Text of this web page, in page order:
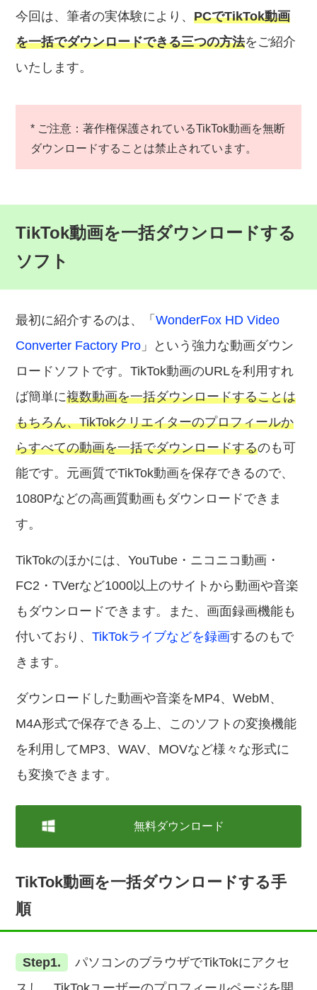
今回は、筆者の実体験により、PCでTikTok動画
を一括でダウンロードできる三つの方法をご紹介
いたします。
* ご注意：著作権保護されているTikTok動画を無断
ダウンロードすることは禁止されています。
TikTok動画を一括ダウンロードする
ソフト
最初に紹介するのは、「WonderFox HD Video
Converter Factory Pro 」という強力な動画ダウン
ロードソフトです。TikTok動画のURLを利用すれ
ば簡単に複数動画を一括ダウンロードすることは
もちろん、TikTokクリエイターのプロフィールか
らすべての動画を一括でダウンロードするのも可
能です。元画質でTikTok動画を保存できるので、
1080Pなどの高画質動画もダウンロードできま
す。
TikTokのほかには、YouTube・ニコニコ動画・
FC2・TVerなど1000以上のサイトから動画や音楽
もダウンロードできます。また、画面録画機能も
付いており、TikTokライブなどを録画するのもで
きます。
ダウンロードした動画や音楽をMP4、WebM、
M4A形式で保存できる上、このソフトの変換機能
を利用してMP3、WAV、MOVなど様々な形式に
も変換できます。
無料ダウンロード
TikTok動画を一括ダウンロードする手
順
Step1.
パソコンのブラウザでTikTokにアクセ